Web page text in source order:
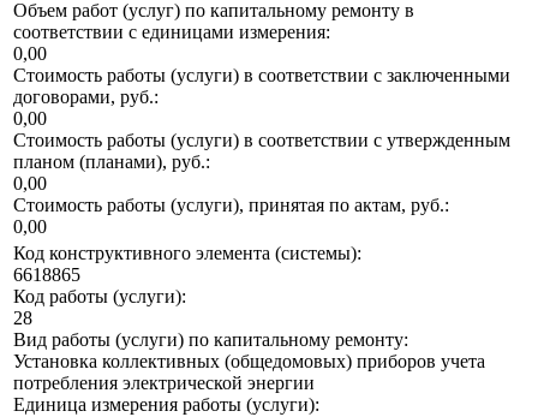
Объем работ (услуг) по капитальному ремонту в
соответствии с единицами измерения:
0,00
Стоимость работы (услуги) в соответствии с заключенными
договорами, руб.:
0,00
Стоимость работы (услуги) в соответствии с утвержденным
планом (планами), руб.:
0,00
Стоимость работы (услуги), принятая по актам, руб.:
0,00
Код конструктивного элемента (системы):
6618865
Код работы (услуги):
28
Вид работы (услуги) по капитальному ремонту:
Установка коллективных (общедомовых) приборов учета
потребления электрической энергии
Единица измерения работы (услуги):